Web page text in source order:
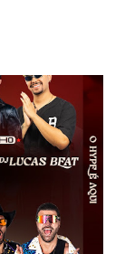
fim. Criado em
marca
um show
clássicos
No palco,
os seus hits e
22 e